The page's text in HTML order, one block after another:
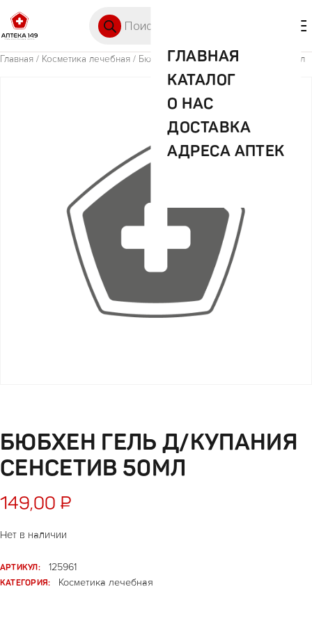
ГЛАВНАЯ
КАТАЛОГ
О НАС
ДОСТАВКА
АДРЕСА АПТЕК
Главная / Косметика лечебная / Бюбхен гель д/купания сенсетив 50мл
БЮБХЕН ГЕЛЬ Д/КУПАНИЯ
СЕНСЕТИВ 50МЛ
149,00 ₽
Нет в наличии
АРТИКУЛ:
125961
КАТЕГОРИЯ:
Косметика лечебная